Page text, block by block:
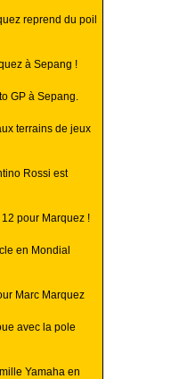
reprend du poil
à Sepang !
GP à Sepang.
terrains de jeux
Rossi est
pour Marquez !
en Mondial
Marc Marquez
avec la pole
Yamaha en